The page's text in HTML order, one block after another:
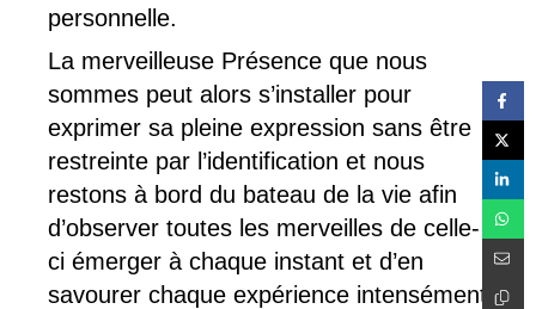
personnelle.
La merveilleuse Présence que nous
sommes peut alors s’installer pour
exprimer sa pleine expression sans être
restreinte par l’identification et nous
restons à bord du bateau de la vie afin
d’observer toutes les merveilles de celle-
ci émerger à chaque instant et d’en
savourer chaque expérience intensément